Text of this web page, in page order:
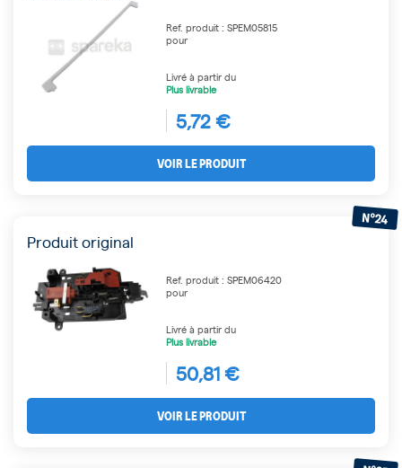
Ref. produit : SPEM05815
pour
Livré à partir du
Plus livrable
5,72 €
VOIR LE PRODUIT
Produit original
N°24
Ref. produit : SPEM06420
pour
Livré à partir du
Plus livrable
50,81 €
VOIR LE PRODUIT